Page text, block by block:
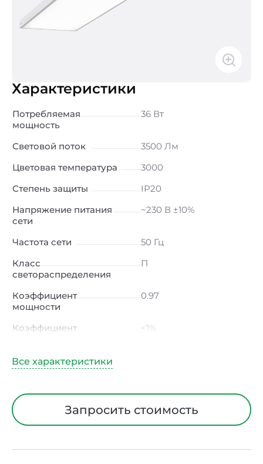
Характеристики
Потребляемая
мощность
36 Вт
Световой поток
3500 Лм
Цветовая температура
3000
Степень защиты
IP20
Напряжение питания
сети
~230 В ±10%
Частота сети
50 Гц
Класс
светораспределения
П
Коэффициент
мощности
0.97
Коэффициент
<1%
Индекс цветопередачи
Тип кривой силы света
Д (косинусная)
Угол рассеивания
120ᵒ
Запросить стоимость